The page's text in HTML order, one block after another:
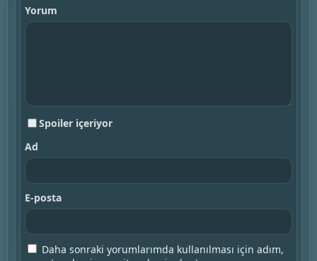
Yorum
Spoiler içeriyor
Ad
E-posta
Daha sonraki yorumlarımda kullanılması için adım,